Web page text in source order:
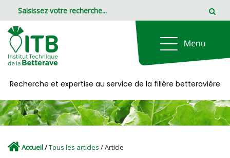
Recherche et expertise au service de la filière betteravière
Accueil/Tous les articles / Article
Panneau de gestion des cookies